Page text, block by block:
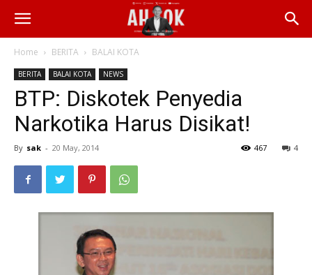
Home BERITA BALAI KOTA
BERITA BALAI KOTA NEWS
BTP: Diskotek Penyedia
Narkotika Harus Disikat!
By sak - 20 May, 2014 4
467